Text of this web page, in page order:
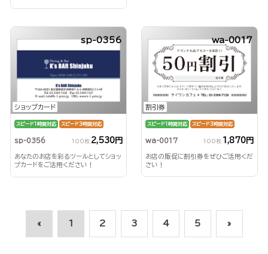
ショップカード
sp-0356
スピード1時間対応 スピード3時間対応
sp-0356 100枚 2,530円
あなたのお店を彩るツールとしてショッ
プカードをご活用ください！
割引券
wa-0017
スピード1時間対応 スピード3時間対応
wa-0017 100枚 1,870円
お店の販促に割引券をぜひご活用くだ
さい！
« 1 2 3 4 5 »